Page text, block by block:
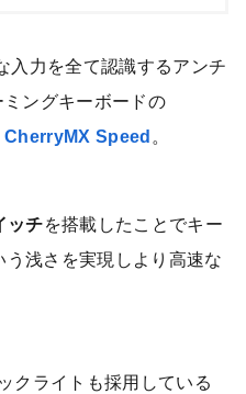
入力を全て認識するアンチ
ングキーボードの
Speed 。
ッチを搭載したことでキー
う浅さを実現しより高速な
クライトも採用している